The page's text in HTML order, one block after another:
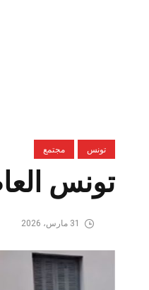
تونس مجتمع
تونس
31 مارس، 2026